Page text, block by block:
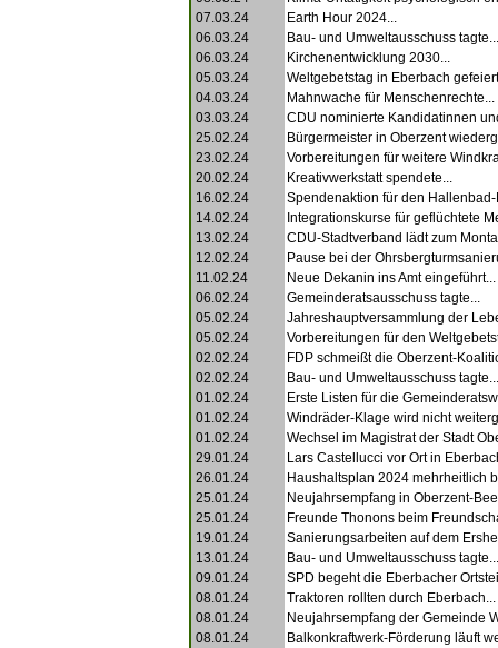
07.03.24
Earth Hour 2024...
06.03.24
Bau- und Umweltausschuss tagte...
06.03.24
Kirchenentwicklung 2030...
05.03.24
Weltgebetstag in Eberbach
04.03.24
Mahnwache für Menschenrechte...
03.03.24
CDU nominierte Kandidatinnen
25.02.24
Bürgermeister in Oberzent
23.02.24
Vorbereitungen für weitere
20.02.24
Kreativwerkstatt spendete...
16.02.24
Spendenaktion für den
14.02.24
Integrationskurse für geflüchtete
13.02.24
CDU-Stadtverband lädt zum
12.02.24
Pause bei der
11.02.24
Neue Dekanin ins Amt eingeführt...
06.02.24
Gemeinderatsausschuss tagte...
05.02.24
Jahreshauptversammlung der
05.02.24
Vorbereitungen für den
02.02.24
FDP schmeißt die Oberzent-
02.02.24
Bau- und Umweltausschuss tagte...
01.02.24
Erste Listen für die
01.02.24
Windräder-Klage wird nicht
01.02.24
Wechsel im Magistrat der Stadt
29.01.24
Lars Castellucci vor Ort in
26.01.24
Haushaltsplan 2024 mehrheitlich
25.01.24
Neujahrsempfang in Oberzent-
25.01.24
Freunde Thonons beim
19.01.24
Sanierungsarbeiten auf dem
13.01.24
Bau- und Umweltausschuss tagte...
09.01.24
SPD begeht die Eberbacher
08.01.24
Traktoren rollten durch Eberbach...
08.01.24
Neujahrsempfang der Gemeinde
08.01.24
Balkonkraftwerk-Förderung läuft